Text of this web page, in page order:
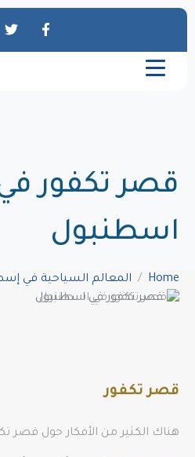
قصر تكفور
اسطنبول
Home
المعالم السياحية في
قصر تكفور في اسطنبول
قصر تكفور
هناك الكثير من الأفكار حول قصر